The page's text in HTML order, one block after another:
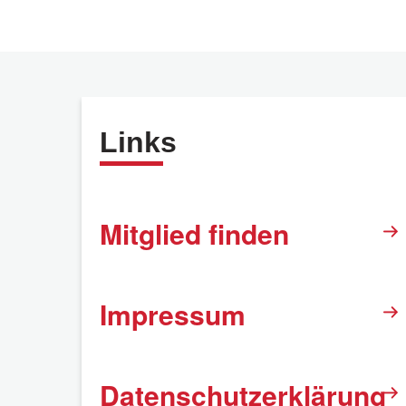
Links
Mitglied finden
Impressum
Datenschutzerklärung